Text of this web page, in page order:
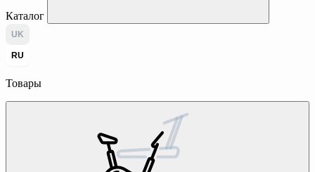
Каталог
UK
RU
Товары